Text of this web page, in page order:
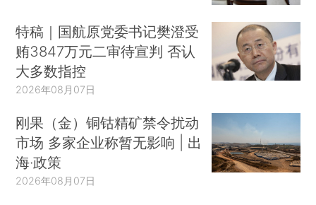
特稿｜国航原党委书记樊澄受
贿3847万元二审待宣判 否认
大多数指控
2026年08月07日
刚果（金）铜钴精矿禁令扰动
市场 多家企业称暂无影响 | 出
海·政策
2026年08月07日